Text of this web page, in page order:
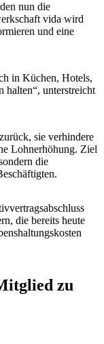
nun die
vida wird
und eine
in Küchen, Hotels,
halten“, unterstreicht
sie verhindere
Lohnerhöhung. Ziel
die
die bereits heute
zu